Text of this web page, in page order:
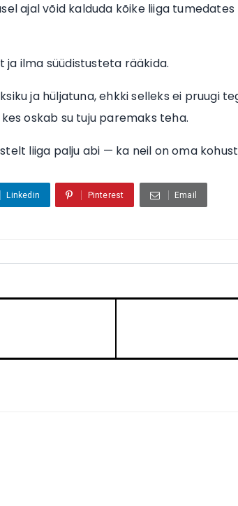
ajal võid kalduda kõike liiga
ilma süüdistusteta rääkida.
ja hüljatuna, ehkki selleks ei pruugi
oskab su tuju paremaks teha.
liiga palju abi — ka neil on oma
Linkedin Pinterest Email